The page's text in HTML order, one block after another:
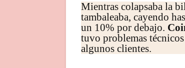
Mientras colapsaba la
tambaleaba, cayendo
un 10% por debajo.
tuvo problemas
algunos clientes.